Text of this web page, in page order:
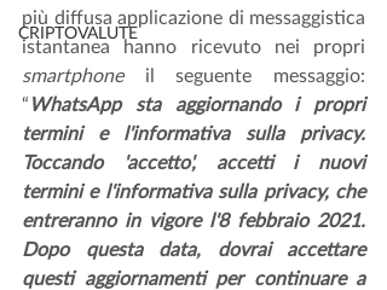
CRIPTOVALUTE
più diffusa applicazione di messaggistica
smartphone il seguente messaggio:
“ WhatsApp sta aggiornando i propri
termini e l'informativa sulla privacy.
Toccando 'accetto', accetti i nuovi
termini e l'informativa sulla privacy, che
entreranno in vigore l'8 febbraio 2021.
Dopo questa data, dovrai accettare
questi aggiornamenti per continuare a